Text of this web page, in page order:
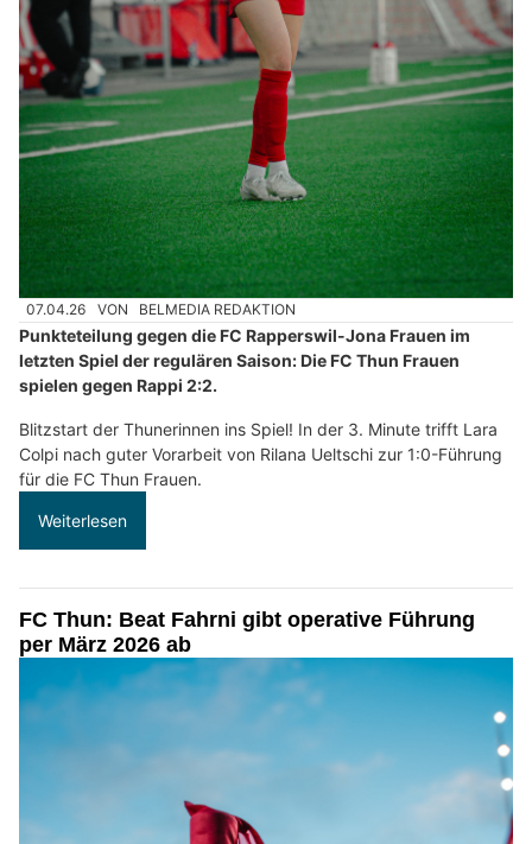
07.04.26 VON BELMEDIA REDAKTION
Punkteteilung gegen die FC Rapperswil-Jona Frauen im
letzten Spiel der regulären Saison: Die FC Thun Frauen
spielen gegen Rappi 2:2.
Blitzstart der Thunerinnen ins Spiel! In der 3. Minute trifft Lara
Colpi nach guter Vorarbeit von Rilana Ueltschi zur 1:0-Führung
für die FC Thun Frauen.
Weiterlesen
FC Thun: Beat Fahrni gibt operative Führung
per März 2026 ab